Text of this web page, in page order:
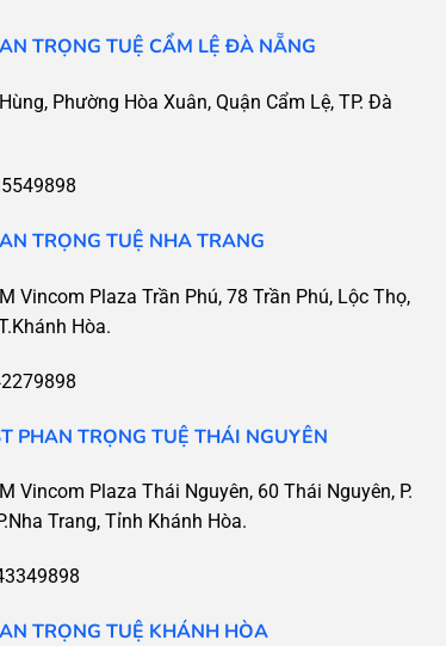
TRỌNG TUỆ CẨM LỆ ĐÀ NẴNG
Phường Hòa Xuân, Quận Cẩm Lệ, TP. Đà
TRỌNG TUỆ NHA TRANG
Vincom Plaza Trần Phú, 78 Trần Phú, Lộc Thọ,
Hòa.
PHAN TRỌNG TUỆ THÁI NGUYÊN
Vincom Plaza Thái Nguyên, 60 Thái Nguyên, P.
Trang, Tỉnh Khánh Hòa.
TRỌNG TUỆ KHÁNH HÒA